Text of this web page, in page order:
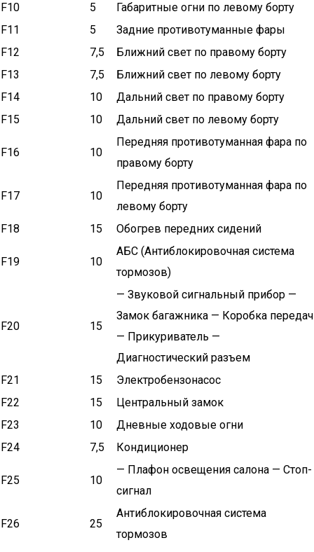
F10
5
Габаритные огни по левому борту
F11
5
Задние противотуманные фары
F12
7,5
Ближний свет по правому борту
F13
7,5
Ближний свет по левому борту
F14
10
Дальний свет по правому борту
F15
10 Дальний свет по левому борту
F16 10
Передняя противотуманная фара по
правому борту
F17 10
Передняя противотуманная фара по
левому борту
F18
15 Обогрев передних сидений
F19 10
АБС (Антиблокировочная система
тормозов)
F20 15
— Звуковой сигнальный прибор —
Замок багажника — Коробка передач
— Прикуриватель —
Диагностический разъем
F21
15
Электробензонасос
F22
15
Центральный замок
F23
10
Дневные ходовые огни
F24
7,5 Кондиционер
F25 10
— Плафон освещения салона — Стоп-
сигнал
F26 25
Антиблокировочная система
тормозов